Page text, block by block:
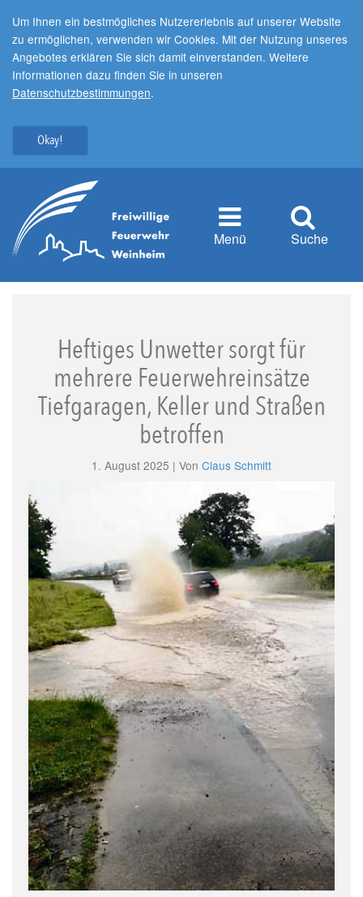
Um Ihnen ein bestmögliches Nutzererlebnis auf unserer Website
zu ermöglichen, verwenden wir Cookies. Mit der Nutzung unseres
Angebotes erklären Sie sich damit einverstanden. Weitere
Informationen dazu finden Sie in unseren
Datenschutzbestimmungen.
Okay!
Menü Suche
Heftiges Unwetter sorgt für
mehrere Feuerwehreinsätze
Tiefgaragen, Keller und Straßen
betroffen
1. August 2025 | Von Claus Schmitt